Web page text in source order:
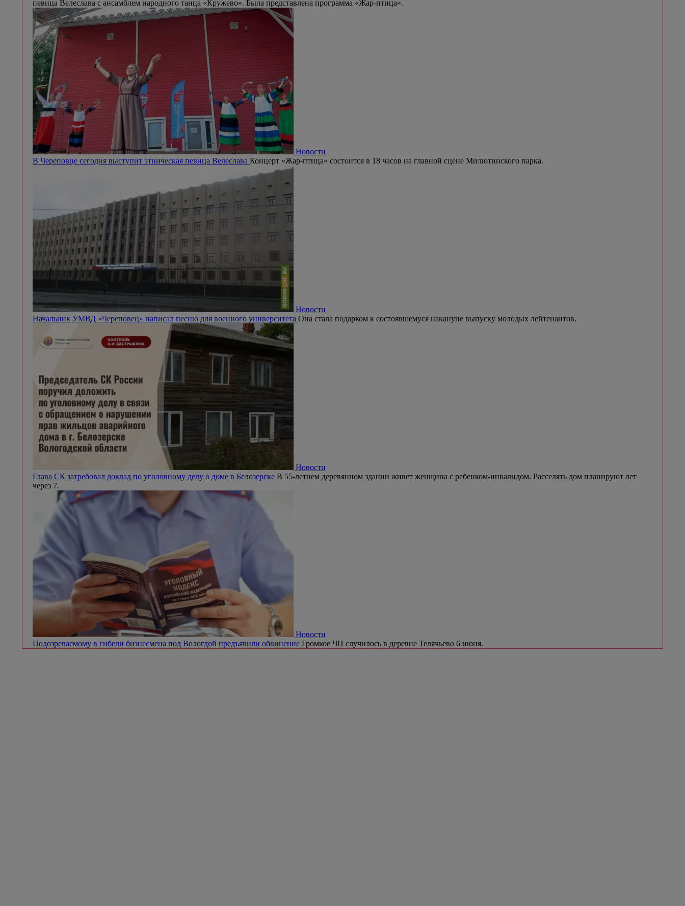
певица Велеслава с ансамблем народного танца «Кружево». Была представлена программа «Жар-птица».
Новости
В Череповце сегодня выступит этническая певица Велеслава Концерт «Жар-птица» состоится в 18 часов на главной сцене Милютинского парка.
Новости
Начальник УМВД «Череповец» написал песню для военного университета Она стала подарком к состоявшемуся накануне выпуску молодых лейтенантов.
Новости
Глава СК затребовал доклад по уголовному делу о доме в Белозерске В 55-летнем деревянном здании живет женщина с ребенком-инвалидом. Расселять дом планируют лет
через 7.
Новости
Подозреваемому в гибели бизнесмена под Вологдой предъявили обвинение Громкое ЧП случилось в деревне Телячьево 6 июня.